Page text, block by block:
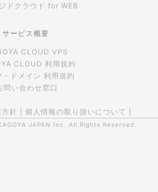
ドクラウド for WEB
サービス概要
CLOUD VPS
CLOUD 利用規約
・ドメイン 利用規約
問い合わせ窓口
針 個人情報の取り扱いについて
JAPAN Inc. All Rights Reserved.